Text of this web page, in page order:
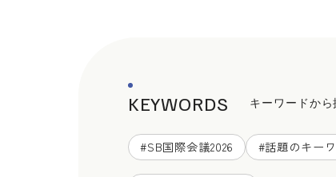
KEYWORDS キーワードから
#SB国際会議2026 #話題のキー